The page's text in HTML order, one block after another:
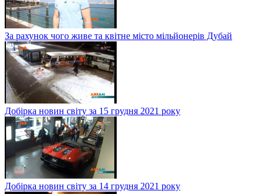
За рахунок чого живе та квітне місто мільйонерів Дубай
Добірка новин світу за 15 грудня 2021 року
Добірка новин світу за 14 грудня 2021 року